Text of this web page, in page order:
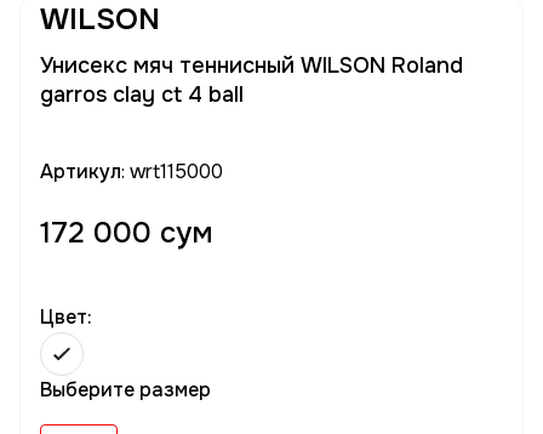
WILSON
Унисекс мяч теннисный WILSON Roland
garros clay ct 4 ball
Артикул: wrt115000
172 000 сум
Цвет:
Выберите размер